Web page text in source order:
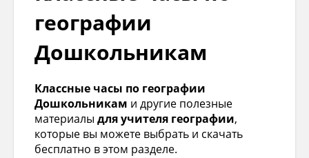
географии
Дошкольникам
Классные часы по географии
Дошкольникам и другие полезные
материалы для учителя географии,
которые вы можете выбрать и скачать
бесплатно в этом разделе.